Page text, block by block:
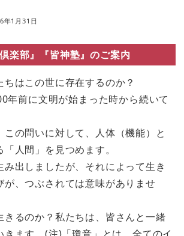
年1月31日
倶楽部』『皆神塾』のご案内
はこの世に存在するのか？
年前に文明が始まった時から続いて
の問いに対して、人体（機能）と
人間」を見つめます。
み出しましたが、それによって生き
が、つぶされては意味がありませ
きるのか？私たちは、皆さんと一緒